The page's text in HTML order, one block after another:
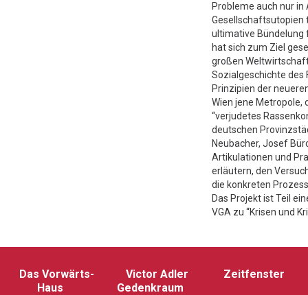
Probleme auch nur
Gesellschaftsutopien
ultimative Bündelung
hat sich zum Ziel
großen
Sozialgeschichte des
Prinzipien der
Wien jene Metropole,
“verjudetes
deutschen
Neubacher, Josef
Artikulationen und
erläutern, den
die konkreten
Das Projekt ist Teil
VGA zu “Krisen und
Das Vorwärts-
Haus
Victor Adler
Gedenkraum
Zeitfenster